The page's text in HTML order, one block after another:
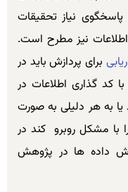
نیاز تحقیقات
اطلاعات نیز مطرح است.
برای پردازش باید در
کد گذاری اطلاعات در
یا به هر دلیلی به صورت
با مشکل روبرو کند در
داده ها در پژوهش